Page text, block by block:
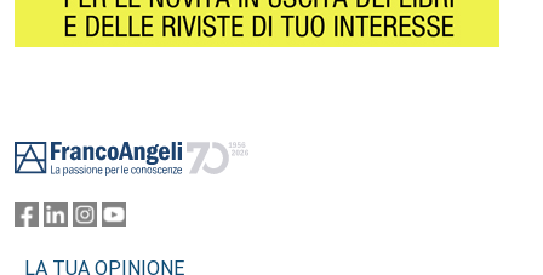
LA TUA OPINIONE